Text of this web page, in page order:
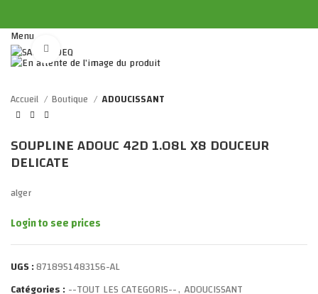
Menu
Click to enlarge
Accueil Boutique ADOUCISSANT
SOUPLINE ADOUC 42D 1.08L X8 DOUCEUR
DELICATE
alger
Login to see prices
UGS :8718951483156-AL
Catégories :--TOUT LES CATEGORIS--, ADOUCISSANT